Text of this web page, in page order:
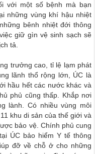
với một số bệnh mà bạn
những vùng khí hậu nhiệt
bênh nhiệt đới thông
giữ gìn vệ sinh sạch sẽ
tả.
trưởng cao, tỉ lệ lạm phát
lãnh thổ rộng lớn, ÚC là
hầu hết các nước khác và
phủ cũng thấp. Khắp nơi
lành. Có nhiều vùng môi
khu di sản của thế giới và
bảo vệ. Chính phủ cung
ÚC bảo hiểm Y tế thông
đỡ về chỗ ở cho những